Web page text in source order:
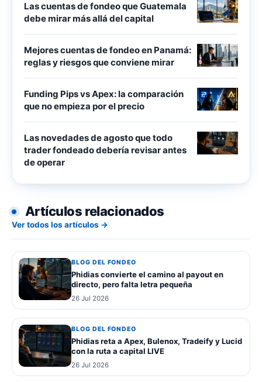
Las cuentas de fondeo que Guatemala
debe mirar más allá del capital
Mejores cuentas de fondeo en Panamá:
reglas y riesgos que conviene mirar
Funding Pips vs Apex: la comparación
que no empieza por el precio
Las novedades de agosto que todo
trader fondeado debería revisar antes
de operar
Artículos relacionados
Ver todos los artículos →
BLOG DEL FONDEO
Phidias convierte el camino al payout en
directo, pero falta letra pequeña
26 Jul 2026
BLOG DEL FONDEO
Phidias reta a Apex, Bulenox, Tradeify y Lucid
con la ruta a capital LIVE
26 Jul 2026